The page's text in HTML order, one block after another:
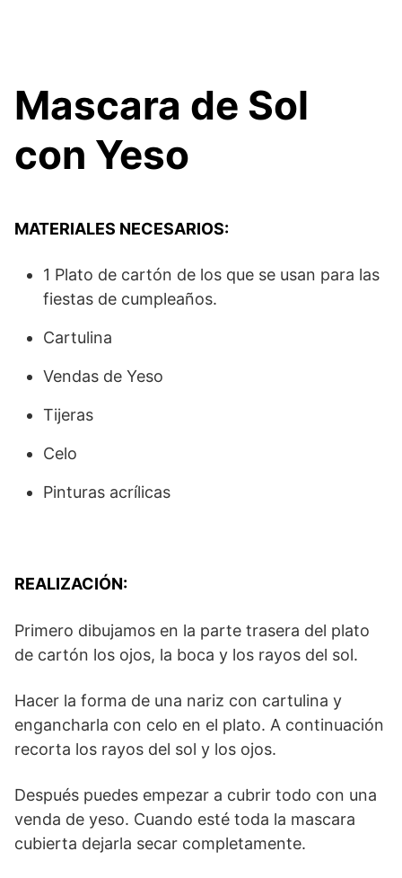
Mascara de Sol
con Yeso
MATERIALES NECESARIOS:
1 Plato de cartón de los que se usan para las
fiestas de cumpleaños.
Cartulina
Vendas de Yeso
Tijeras
Celo
Pinturas acrílicas
REALIZACIÓN:
Primero dibujamos en la parte trasera del plato
de cartón los ojos, la boca y los rayos del sol.
Hacer la forma de una nariz con cartulina y
engancharla con celo en el plato. A continuación
recorta los rayos del sol y los ojos.
Después puedes empezar a cubrir todo con una
venda de yeso. Cuando esté toda la mascara
cubierta dejarla secar completamente.